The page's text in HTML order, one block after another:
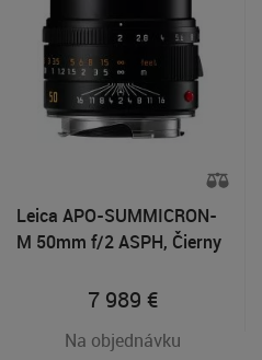
Leica APO-SUMMICRON-
M 50mm f/2 ASPH, Čierny
7 989 €
Na objednávku